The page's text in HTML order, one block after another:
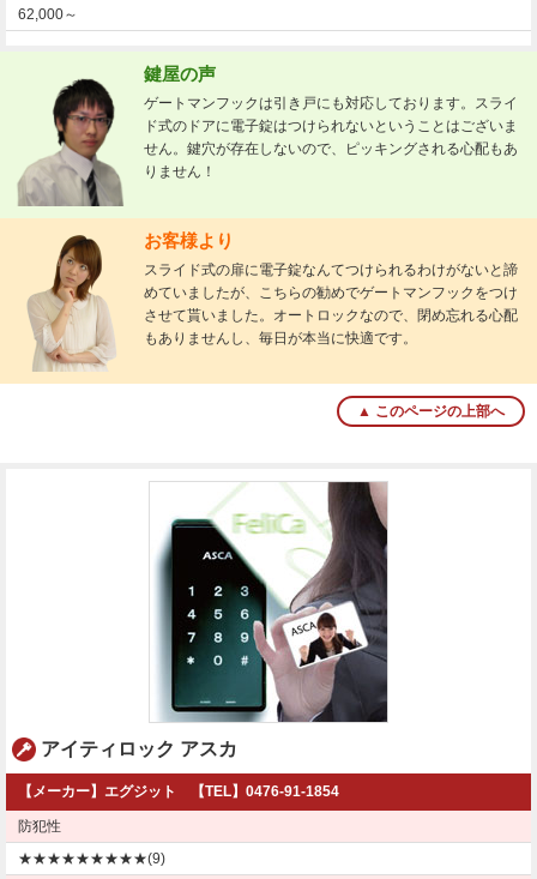
62,000～
鍵屋の声
ゲートマンフックは引き戸にも対応しております。スライ
ド式のドアに電子錠はつけられないということはございま
せん。鍵穴が存在しないので、ピッキングされる心配もあ
りません！
お客様より
スライド式の扉に電子錠なんてつけられるわけがないと諦
めていましたが、こちらの勧めでゲートマンフックをつけ
させて貰いました。オートロックなので、閉め忘れる心配
もありませんし、毎日が本当に快適です。
▲ このページの上部へ
アイティロック アスカ
【メーカー】エグジット 【TEL】0476-91-1854
防犯性
★★★★★★★★★(9)